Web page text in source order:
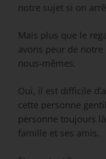
notre sujet si on
Mais plus que le
avons peur de
nous-mêmes.
Oui, il est difficile
cette personne
personne toujours
famille et ses amis.